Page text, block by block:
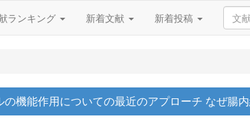
ランキング 新着文献 新着投稿
の機能作用についての最近のアプローチ なぜ腸